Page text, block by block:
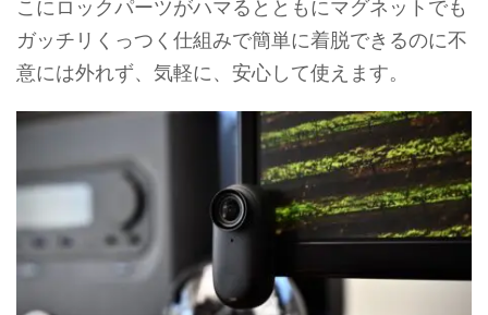
こにロックパーツがハマるとともにマグネットでも
ガッチリくっつく仕組みで簡単に着脱できるのに不
意には外れず、気軽に、安心して使えます。